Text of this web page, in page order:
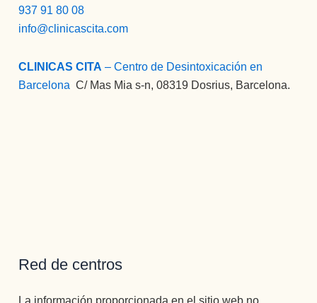
937 91 80 08
info@clinicascita.com
CLINICAS CITA – Centro de Desintoxicación en
Barcelona :C/ Mas Mia s-n, 08319 Dosrius, Barcelona.
Red de centros